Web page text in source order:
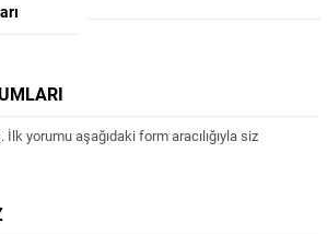
İlk yorumu aşağıdaki form aracılığıyla siz